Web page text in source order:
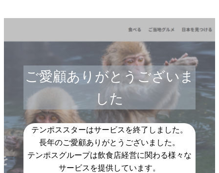
ご愛顧ありがとうございま
した
テンポススターはサービスを終了しました。
長年のご愛顧ありがとうございました。
テンポスグループは飲食店経営に関わる様々な
サービスを提供しています。